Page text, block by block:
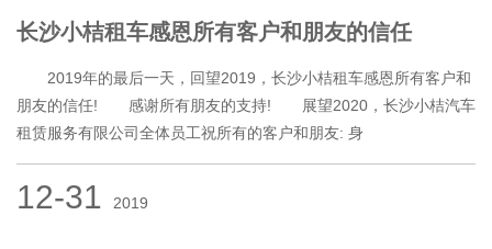
长沙小桔租车感恩所有客户和朋友的信任
2019年的最后一天，回望2019，长沙小桔租车感恩所有客户和
朋友的信任! 感谢所有朋友的支持! 展望2020，长沙小桔汽车
租赁服务有限公司全体员工祝所有的客户和朋友: 身
12-31 2019